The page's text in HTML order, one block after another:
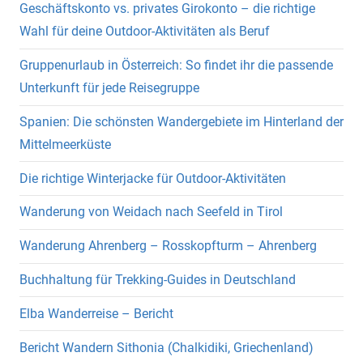
Geschäftskonto vs. privates Girokonto – die richtige
Wahl für deine Outdoor-Aktivitäten als Beruf
Gruppenurlaub in Österreich: So findet ihr die passende
Unterkunft für jede Reisegruppe
Spanien: Die schönsten Wandergebiete im Hinterland der
Mittelmeerküste
Die richtige Winterjacke für Outdoor-Aktivitäten
Wanderung von Weidach nach Seefeld in Tirol
Wanderung Ahrenberg – Rosskopfturm – Ahrenberg
Buchhaltung für Trekking-Guides in Deutschland
Elba Wanderreise – Bericht
Bericht Wandern Sithonia (Chalkidiki, Griechenland)